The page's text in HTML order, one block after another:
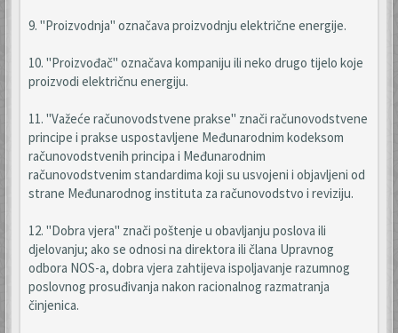
9. "Proizvodnja" označava proizvodnju električne energije.
10. "Proizvođač" označava kompaniju ili neko drugo tijelo koje
proizvodi električnu energiju.
11. "Važeće računovodstvene prakse" znači računovodstvene
principe i prakse uspostavljene Međunarodnim kodeksom
računovodstvenih principa i Međunarodnim
računovodstvenim standardima koji su usvojeni i objavljeni od
strane Međunarodnog instituta za računovodstvo i reviziju.
12. "Dobra vjera" znači poštenje u obavljanju poslova ili
djelovanju; ako se odnosi na direktora ili člana Upravnog
odbora NOS-a, dobra vjera zahtijeva ispoljavanje razumnog
poslovnog prosuđivanja nakon racionalnog razmatranja
činjenica.